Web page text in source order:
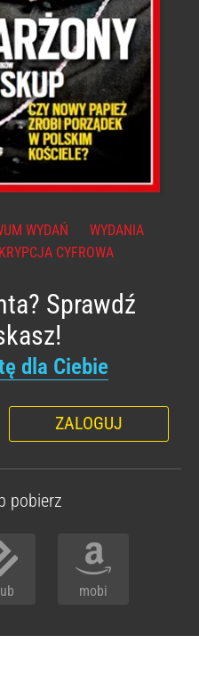
WYDAŃ
WYDANIA
CYFROWA
Sprawdź
dla Ciebie
ZALOGUJ
pobierz
mobi